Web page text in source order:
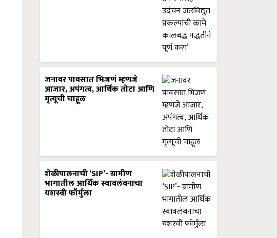
जनावर पावसात भिजणं म्हणजे
आजार, अपंगत्व, आर्थिक तोटा आणि
मृत्यूची चाहूल
शेळीपालनाची ‘SIP’- ग्रामीण
भागातील आर्थिक स्वावलंबनाचा
यशस्वी फॉर्मुला